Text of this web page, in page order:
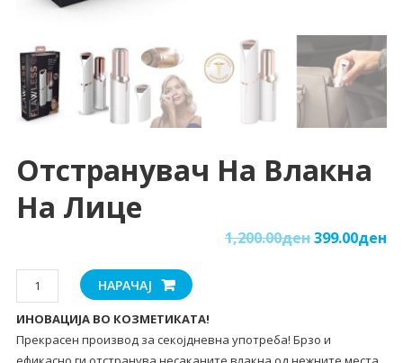
Отстранувач На Влакна
На Лице
1,200.00ден399.00ден
Отстранувач
на
влакна
на
НАРАЧАЈ
ИНОВАЦИЈА ВО КОЗМЕТИКАТА!
Прекрасен производ за секојдневна употреба! Брзо и